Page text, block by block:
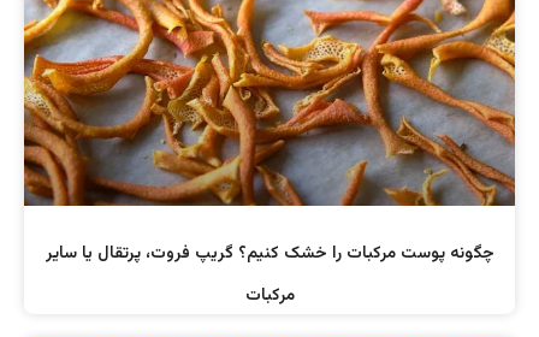
چگونه پوست مرکبات را خشک کنیم؟ گریپ فروت، پرتقال یا سایر
مرکبات